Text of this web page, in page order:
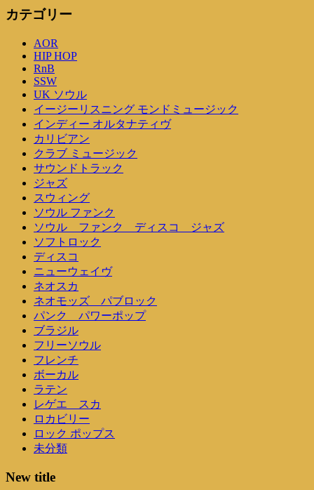
カテゴリー
AOR
HIP HOP
RnB
SSW
UK ソウル
イージーリスニング モンドミュージック
インディー オルタナティヴ
カリビアン
クラブ ミュージック
サウンドトラック
ジャズ
スウィング
ソウル ファンク
ソウル ファンク ディスコ ジャズ
ソフトロック
ディスコ
ニューウェイヴ
ネオスカ
ネオモッズ パブロック
パンク パワーポップ
ブラジル
フリーソウル
フレンチ
ボーカル
ラテン
レゲエ スカ
ロカビリー
ロック ポップス
未分類
New title